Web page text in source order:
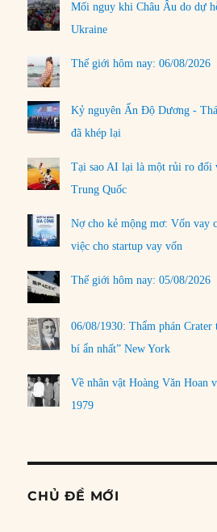
Mối nguy khi Châu Âu do dự
Ukraine
Thế giới hôm nay: 06/08/2026
Kỷ nguyên Ấn Độ Dương -
đã khép lại
Tại sao AI lại là một rủi ro đối
Trung Quốc
Nợ cho kẻ mộng mơ: Vốn vay
việc cho startup vay vốn
Thế giới hôm nay: 05/08/2026
06/08/1930: Thẩm phán
bí ẩn nhất” New York
Về nhân vật Hoàng Văn Hoan
1979
CHỦ ĐỀ MỚI